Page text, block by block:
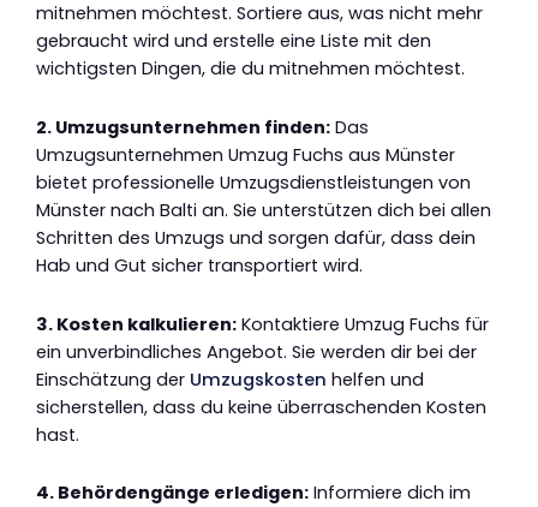
mitnehmen möchtest. Sortiere aus, was nicht mehr
gebraucht wird und erstelle eine Liste mit den
wichtigsten Dingen, die du mitnehmen möchtest.
2. Umzugsunternehmen finden: Das
Umzugsunternehmen Umzug Fuchs aus Münster
bietet professionelle Umzugsdienstleistungen von
Münster nach Balti an. Sie unterstützen dich bei allen
Schritten des Umzugs und sorgen dafür, dass dein
Hab und Gut sicher transportiert wird.
3. Kosten kalkulieren: Kontaktiere Umzug Fuchs für
ein unverbindliches Angebot. Sie werden dir bei der
Einschätzung der Umzugskosten helfen und
sicherstellen, dass du keine überraschenden Kosten
hast.
4. Behördengänge erledigen: Informiere dich im